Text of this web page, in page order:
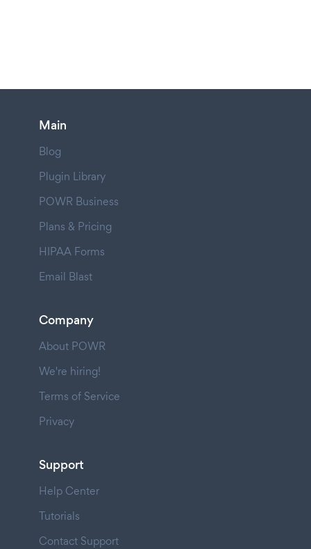
Main
Blog
Plugin Library
POWR Business
Plans & Pricing
HIPAA Forms
Email Blast
Company
About POWR
We're hiring!
Terms of Service
Privacy
Support
Help Center
Tutorials
Contact Support